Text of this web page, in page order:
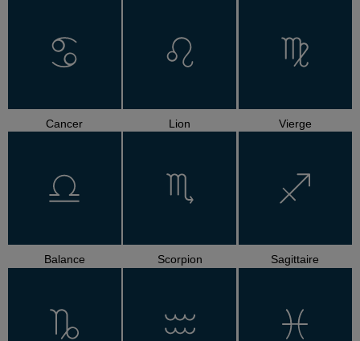
Cancer Lion Vierge
Balance Scorpion Sagittaire